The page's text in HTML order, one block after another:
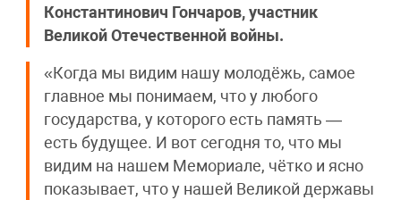
Константинович Гончаров, участник
Великой Отечественной войны.
«Когда мы видим нашу молодёжь, самое
главное мы понимаем, что у любого
государства, у которого есть память —
есть будущее. И вот сегодня то, что мы
видим на нашем Мемориале, чётко и ясно
показывает, что у нашей Великой державы